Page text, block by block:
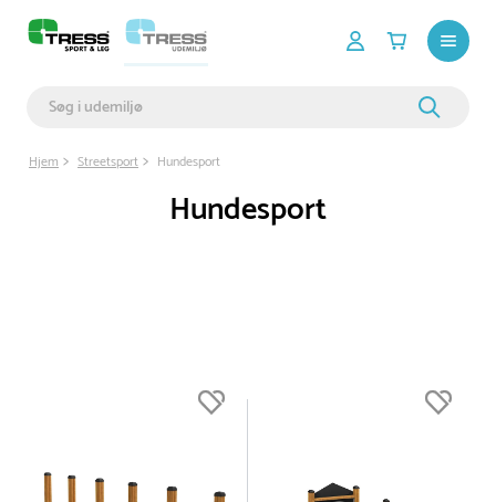
Hjem Streetsport Hundesport
Hundesport